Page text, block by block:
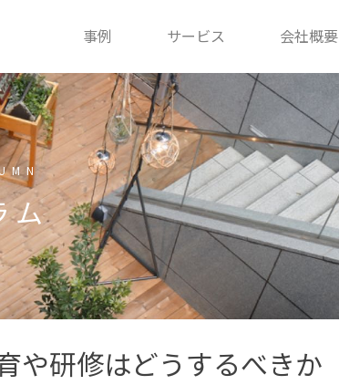
事例 サービス 会社概要
ム
や研修はどうするべきか